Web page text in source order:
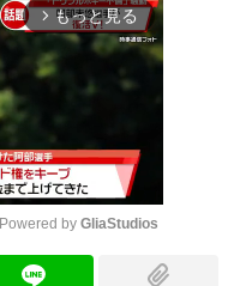
arrow_forward_ios もっと見る
Powered by GliaStudios